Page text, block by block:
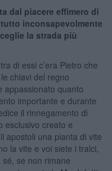
dal piacere effimero di
inconsapevolmente
la strada più
di essi c’era Pietro che
chiavi del regno
appassionato quanto
importante e durante
il rinnegamento di
esclusivo creato e
apostoli una pianta di vite
la vite e voi siete i tralci,
se non rimane